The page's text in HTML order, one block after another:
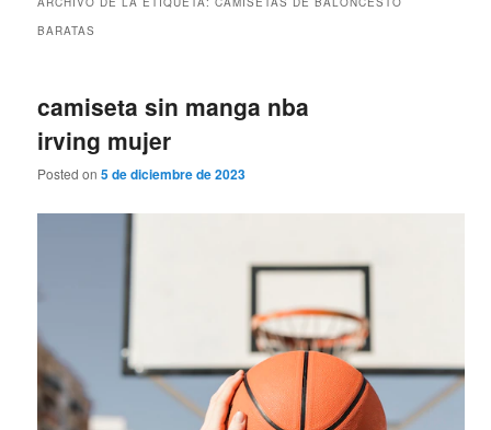
BARATAS
camiseta sin manga nba
irving mujer
Posted on5 de diciembre de 2023